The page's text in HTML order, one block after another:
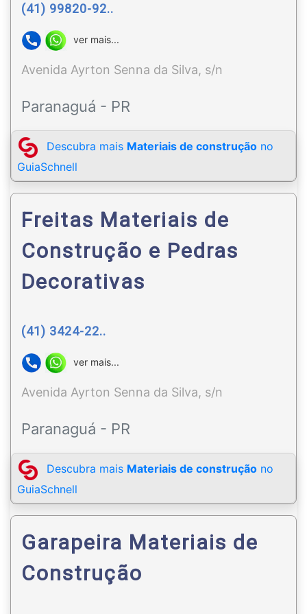
(41) 99820-92..
ver mais...
Avenida Ayrton Senna da Silva, s/n
Paranaguá - PR
Descubra mais Materiais de construção no
GuiaSchnell
Freitas Materiais de
Construção e Pedras
Decorativas
(41) 3424-22..
ver mais...
Avenida Ayrton Senna da Silva, s/n
Paranaguá - PR
Descubra mais Materiais de construção no
GuiaSchnell
Garapeira Materiais de
Construção